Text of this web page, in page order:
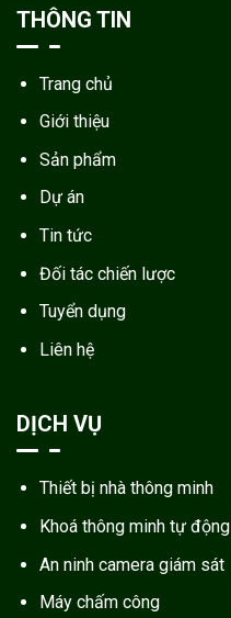
THÔNG TIN
Trang chủ
Giới thiệu
Sản phẩm
Dự án
Tin tức
Đối tác chiến lược
Tuyển dụng
Liên hệ
DỊCH VỤ
Thiết bị nhà thông minh
Khoá thông minh tự động
An ninh camera giám sát
Máy chấm công